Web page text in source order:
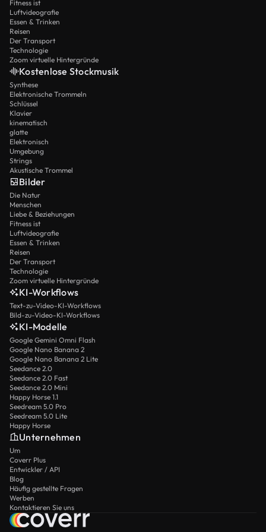
Fitness ist
Luftvideografie
Essen & Trinken
Reisen
Der Transport
Technologie
Zoom virtuelle Hintergründe
Kostenlose Stockmusik
Synthese
Elektronische Trommeln
Schlüssel
Klavier
kinematisch
glatte
Elektronisch
Umgebung
Strings
Akustische Trommel
Bilder
Die Natur
Menschen
Liebe & Beziehungen
Fitness ist
Luftvideografie
Essen & Trinken
Reisen
Der Transport
Technologie
Zoom virtuelle Hintergründe
KI-Workflows
Text-zu-Video-KI-Workflows
Bild-zu-Video-KI-Workflows
KI-Modelle
Google Gemini Omni Flash
Google Nano Banana 2
Google Nano Banana 2 Lite
Seedance 2.0
Seedance 2.0 Fast
Seedance 2.0 Mini
Happy Horse 1.1
Seedream 5.0 Pro
Seedream 5.0 Lite
Happy Horse
Unternehmen
Um
Coverr Plus
Entwickler / API
Blog
Häufig gestellte Fragen
Werben
Kontaktieren Sie uns